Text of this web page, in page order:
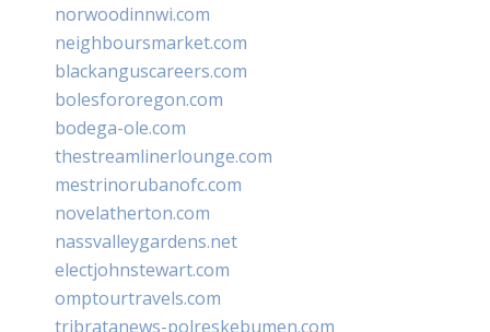
norwoodinnwi.com
neighboursmarket.com
blackanguscareers.com
bolesfororegon.com
bodega-ole.com
thestreamlinerlounge.com
mestrinorubanofc.com
novelatherton.com
nassvalleygardens.net
electjohnstewart.com
omptourtravels.com
tribratanews-polreskebumen.com